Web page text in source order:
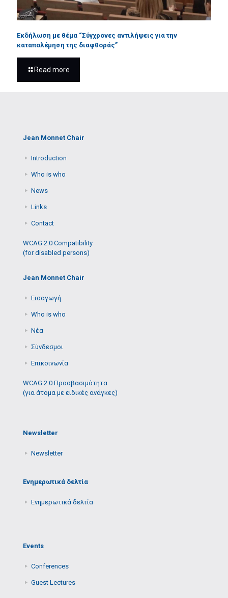
Εκδήλωση με θέμα “Σύγχρονες αντιλήψεις για την
καταπολέμηση της διαφθοράς”
Read more
Jean Monnet Chair
Introduction
Who is who
News
Links
Contact
WCAG 2.0 Compatibility
(for disabled persons)
Jean Monnet Chair
Εισαγωγή
Who is who
Νέα
Σύνδεσμοι
Επικοινωνία
WCAG 2.0 Προσβασιμότητα
(για άτομα με ειδικές ανάγκες)
Newsletter
Newsletter
Ενημερωτικά δελτία
Ενημερωτικά δελτία
Events
Conferences
Guest Lectures